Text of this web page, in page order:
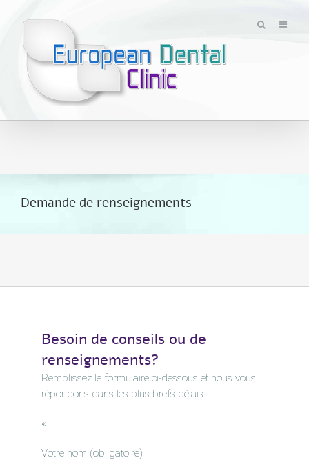
Demande de renseignements
Besoin de conseils ou de
renseignements?
Remplissez le formulaire ci-dessous et nous vous
répondons dans les plus brefs délais
«
Votre nom (obligatoire)